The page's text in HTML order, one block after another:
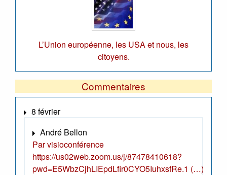
L’Union européenne, les USA et nous, les
citoyens.
Commentaires
8 février
André Bellon
Par visioconférence
https://us02web.zoom.us/j/87478410618?
pwd=E5WbzCjhLIEpdLfir0CYO5IuhxsfRe.1 (…)